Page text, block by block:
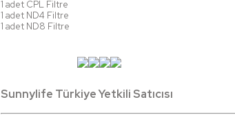
1 adet CPL Filtre
1 adet ND4 Filtre
1 adet ND8 Filtre
Sunnylife Türkiye Yetkili Satıcısı